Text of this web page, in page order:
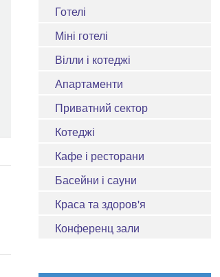
Готелі
Міні готелі
Вілли і котеджі
Апартаменти
Приватний сектор
Котеджі
Кафе і ресторани
Басейни і сауни
Краса та здоров'я
Конференц зали